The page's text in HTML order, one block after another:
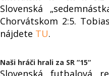
Slovenská
Chorvátskom 2:5.
nájdete TU.
Naši hráči hrali za SR “15“
Slovenská futbalová